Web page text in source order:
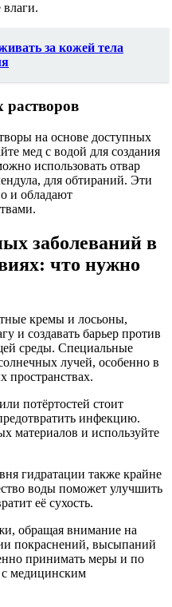
за кожей тела
на основе доступных
мед с водой для создания
использовать отвар
для обтираний. Эти
и обладают
заболеваний в
что нужно
кремы и лосьоны,
и создавать барьер против
среды. Специальные
лучей, особенно в
пространствах.
потёртостей стоит
инфекцию.
материалов и используйте
гидратации также крайне
воды поможет улучшить
её сухость.
обращая внимание на
покраснений, высыпаний
принимать меры и по
с медицинским